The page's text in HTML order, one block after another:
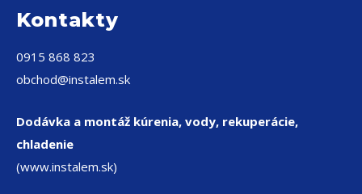
Kontakty
0915 868 823
obchod@instalem.sk
Dodávka a montáž kúrenia, vody, rekuperácie,
chladenie
(www.instalem.sk)